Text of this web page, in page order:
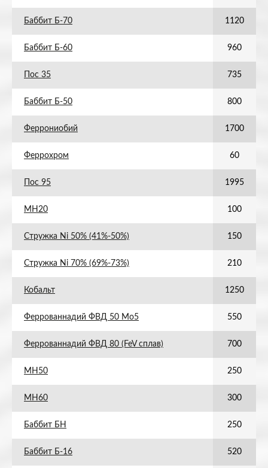
Баббит Б-70 1120
Баббит Б-60 960
Пос 35 735
Баббит Б-50 800
Феррониобий 1700
Феррохром 60
Пос 95 1995
МН20 100
Стружка Ni 50% (41%-50%) 150
Стружка Ni 70% (69%-73%) 210
Кобальт 1250
Феррованнадий ФВД 50 Мо5 550
Феррованнадий ФВД 80 (FeV сплав) 700
МН50 250
МН60 300
Баббит БН 250
Баббит Б-16 520